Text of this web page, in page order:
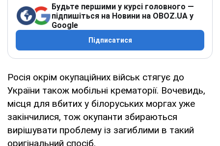
Будьте першими у курсі головного —
підпишіться на Новини на OBOZ.UA у
Google
Підписатися
Росія окрім окупаційних військ стягує до
України також мобільні крематорії. Вочевидь,
місця для вбитих у білоруських моргах уже
закінчилися, тож окупанти збираються
вирішувати проблему із загиблими в такий
оригінальний спосіб.